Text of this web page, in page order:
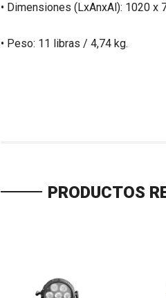
• Dimensiones (LxAnxAl): 1020 x
• Peso: 11 libras / 4,74 kg.
PRODUCTOS